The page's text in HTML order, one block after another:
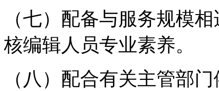
（七）配备与服务规模
核编辑人员专业素养。
（八）配合有关主管部